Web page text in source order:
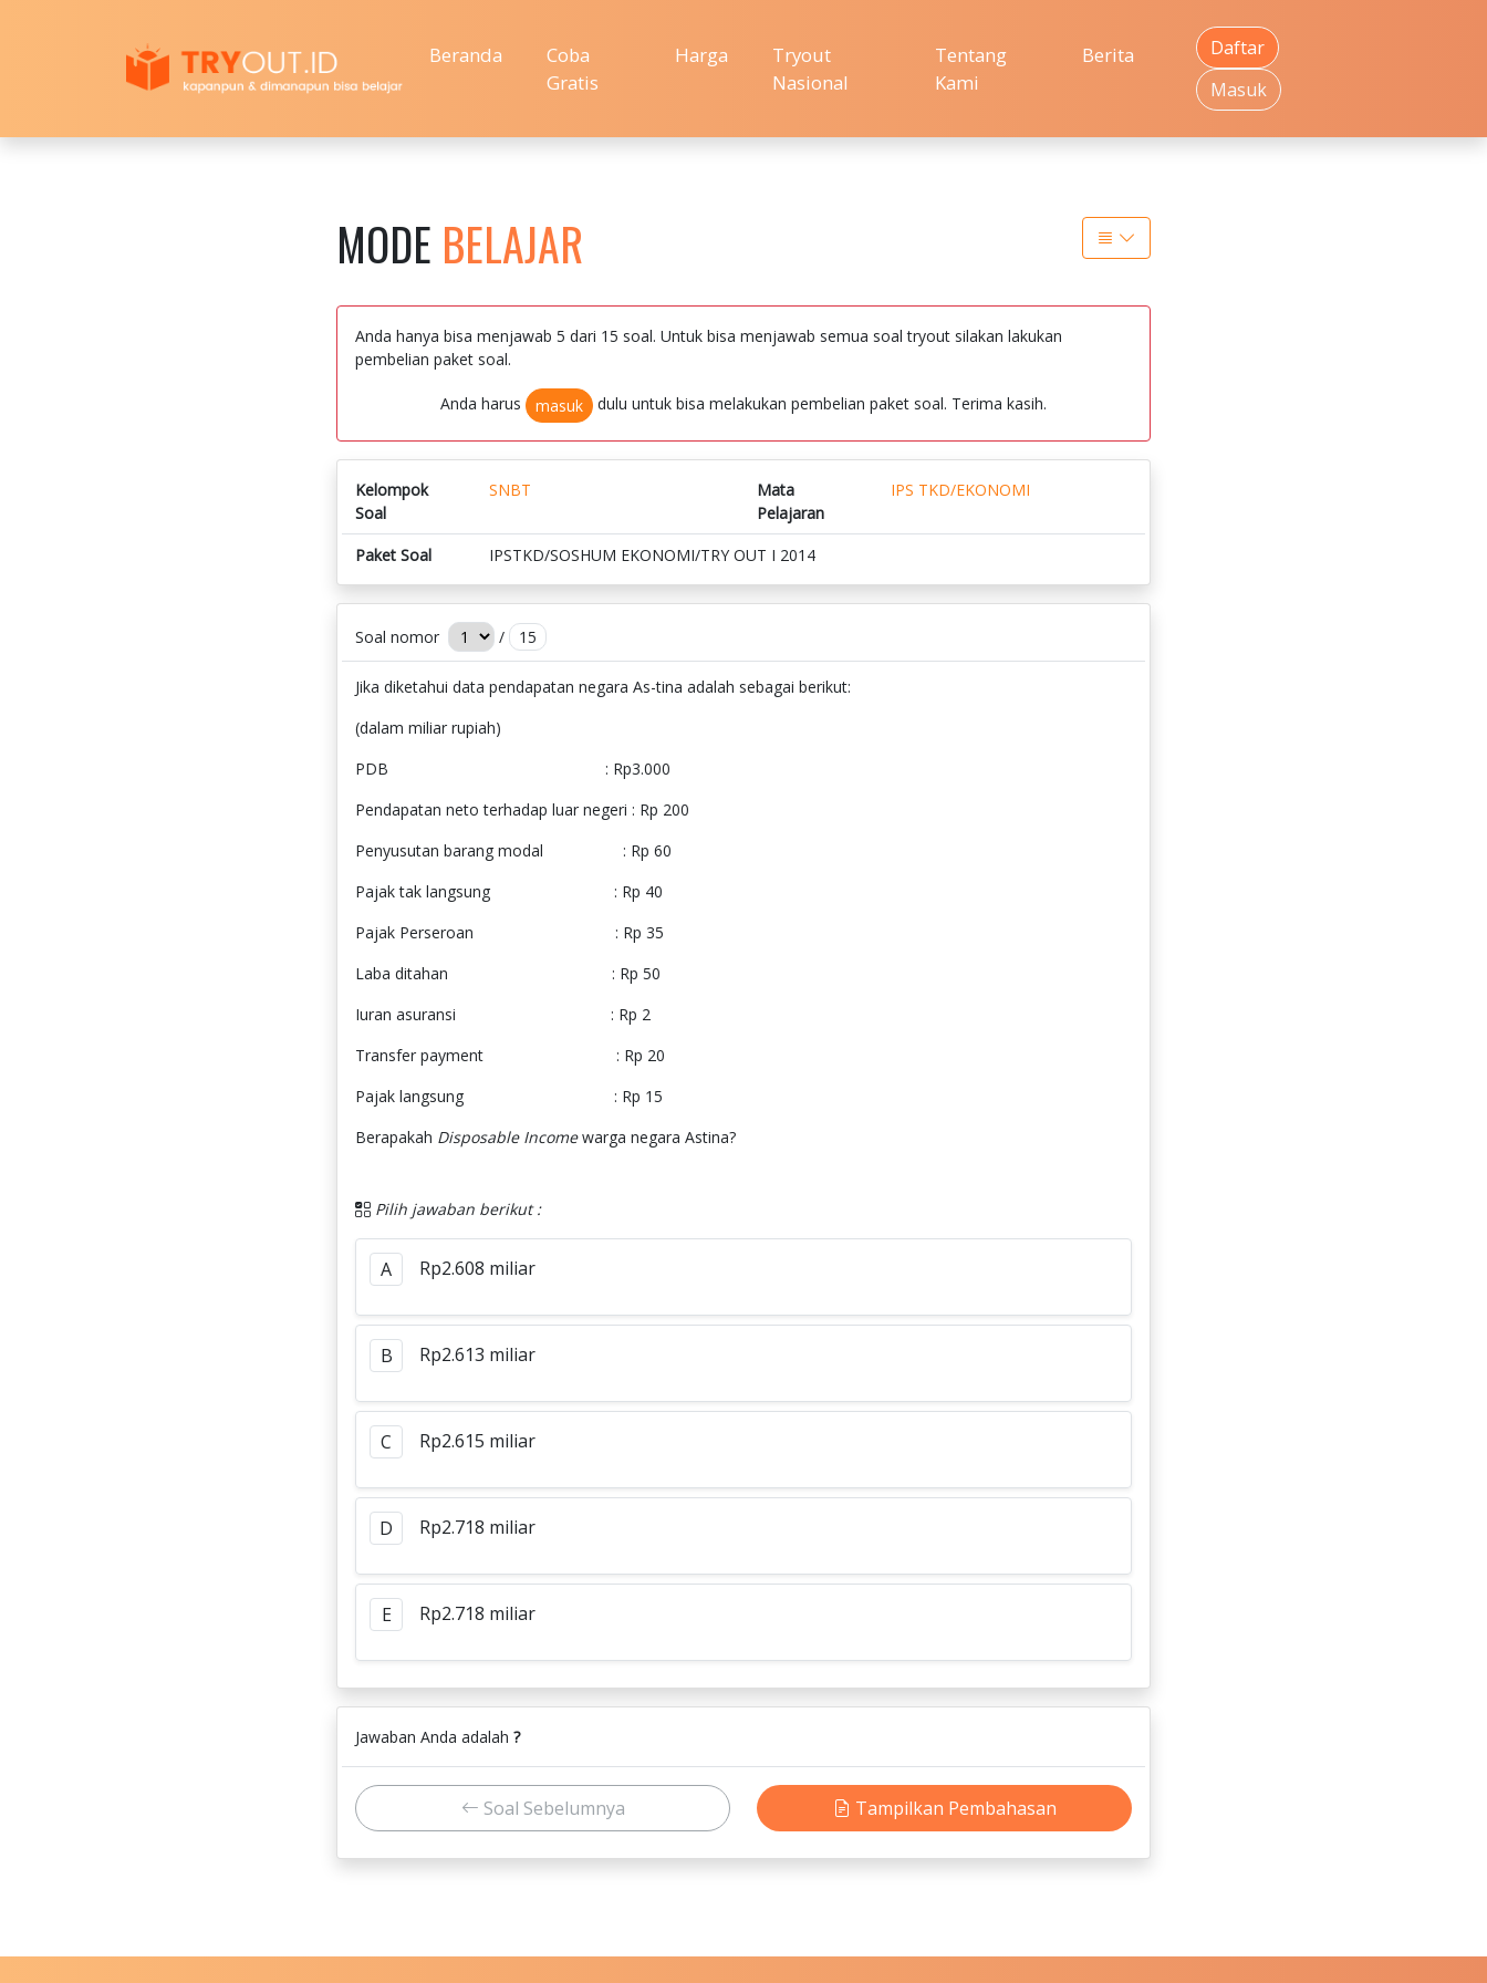
Beranda
Coba
Gratis
Harga
Tryout
Nasional
Tentang
Kami
Berita
Daftar
Masuk
MODE BELAJAR
Anda hanya bisa menjawab 5 dari 15 soal. Untuk bisa menjawab semua soal tryout silakan lakukan
pembelian paket soal.
Anda harus masuk dulu untuk bisa melakukan pembelian paket soal. Terima kasih.
Kelompok
Soal
SNBT
Mata
Pelajaran
IPS TKD/EKONOMI
Paket Soal IPSTKD/SOSHUM EKONOMI/TRY OUT I 2014
Soal nomor / 15
Jika diketahui data pendapatan negara As-tina adalah sebagai berikut:
(dalam miliar rupiah)
PDB : Rp3.000
Pendapatan neto terhadap luar negeri : Rp 200
Penyusutan barang modal : Rp 60
Pajak tak langsung : Rp 40
Pajak Perseroan : Rp 35
Laba ditahan : Rp 50
Iuran asuransi : Rp 2
Transfer payment : Rp 20
Pajak langsung : Rp 15
Berapakah Disposable Incomewarga negara Astina?
Pilih jawaban berikut :
A Rp2.608 miliar
B Rp2.613 miliar
C Rp2.615 miliar
D Rp2.718 miliar
E Rp2.718 miliar
Jawaban Anda adalah ?
Soal Sebelumnya Tampilkan Pembahasan